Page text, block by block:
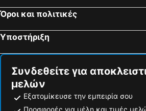
Όροι και πολιτικές
Υποστήριξη
Συνδεθείτε για
μελών
Εξατομίκευσε την εμπειρία σου
Προσφορές για μέλη και τιμές